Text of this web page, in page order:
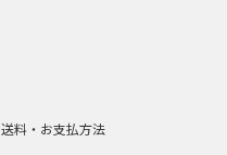
送料・お支払方法